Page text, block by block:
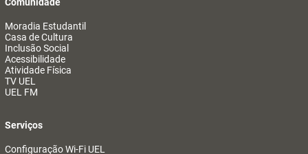
Moradia Estudantil
Casa de Cultura
Inclusão Social
Acessibilidade
Atividade Física
TV UEL
UEL FM
Serviços
Configuração Wi-Fi UEL